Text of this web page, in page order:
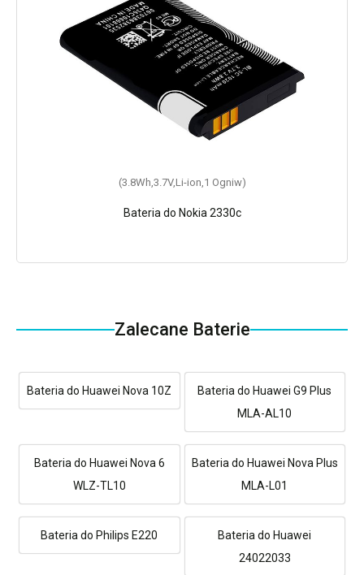
(3.8Wh,3.7V,Li-ion,1 Ogniw)
Bateria do Nokia 2330c
Zalecane Baterie
Bateria do Huawei Nova 10Z
Bateria do Huawei G9 Plus
MLA-AL10
Bateria do Huawei Nova 6
WLZ-TL10
Bateria do Huawei Nova Plus
MLA-L01
Bateria do Philips E220
Bateria do Huawei
24022033